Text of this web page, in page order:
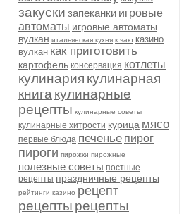
закуски запеканки игровые
автоматы игровые автоматы
вулкан итальянская кухня к чаю казино
вулкан как приготовить
картофель консервация котлеты
кулинария кулинарная
книга кулинарные
рецепты кулинарные советы
кулинарные хитрости курица мясо
первые блюда печенье пирог
пироги пирожки пирожные
полезные советы постные
рецепты праздничные рецепты
рейтинги казино рецепт
рецепты рецепты